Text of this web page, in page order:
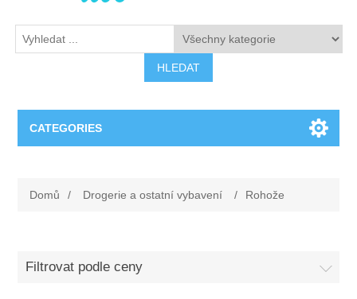
HLEDAT
CATEGORIES
Obuv
Silniční značení
Dárkové poukazy
Domů / Drogerie a ostatní vybavení / Rohože
Filtrovat podle ceny